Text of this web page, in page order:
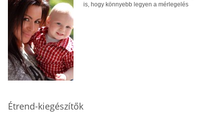
is, hogy könnyebb legyen a mérlegelés
Étrend-kiegészítők